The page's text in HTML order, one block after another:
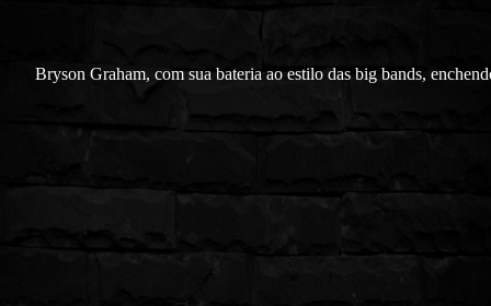
Bryson Graham, com sua bateria ao estilo das big bands,